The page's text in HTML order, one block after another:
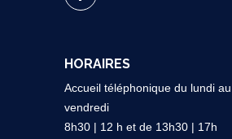
HORAIRES
Accueil téléphonique du lundi au
vendredi
8h30 | 12 h et de 13h30 | 17h